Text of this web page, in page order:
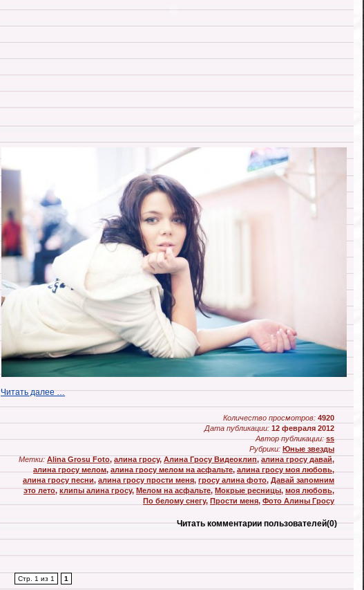
Читать далее …
Количество просмотров: 4920
Дата публикации: 12 февраля 2012
Автор публикации: ss
Рубрики: Юные звезды
Метки: Alina Grosu Foto, алина гросу, Алина Гросу Видеоклип, алина гросу давай,
алина гросу мелом, алина гросу мелом на асфальте, алина гросу моя любовь,
алина гросу песни, алина гросу прости меня, гросу алина фото, Давай запомним
это лето,клипы алина гросу,Мелом на асфальте,Мокрые ресницы,моя любовь,
По белому снегу, Прости меня, Фото Алины Гросу
Читать комментарии пользователей(0)
Стр. 1 из 1 1